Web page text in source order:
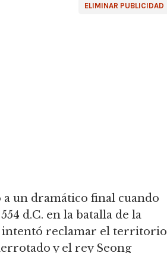
ELIMINAR PUBLICIDAD
un dramático final cuando
d.C. en la batalla de la
intentó reclamar el territorio
y el rey Seong